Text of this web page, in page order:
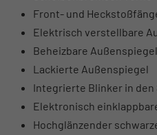
Front- und
Elektrisch verstellbare
Beheizbare Außenspiegel
Lackierte Außenspiegel
Integrierte Blinker in den
Elektronisch
Hochglänzender